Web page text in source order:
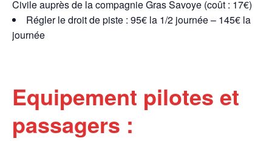
Civile auprès de la compagnie Gras Savoye (coût : 17€)
Régler le droit de piste : 95€ la 1/2 journée – 145€ la
journée
Equipement pilotes et
passagers :